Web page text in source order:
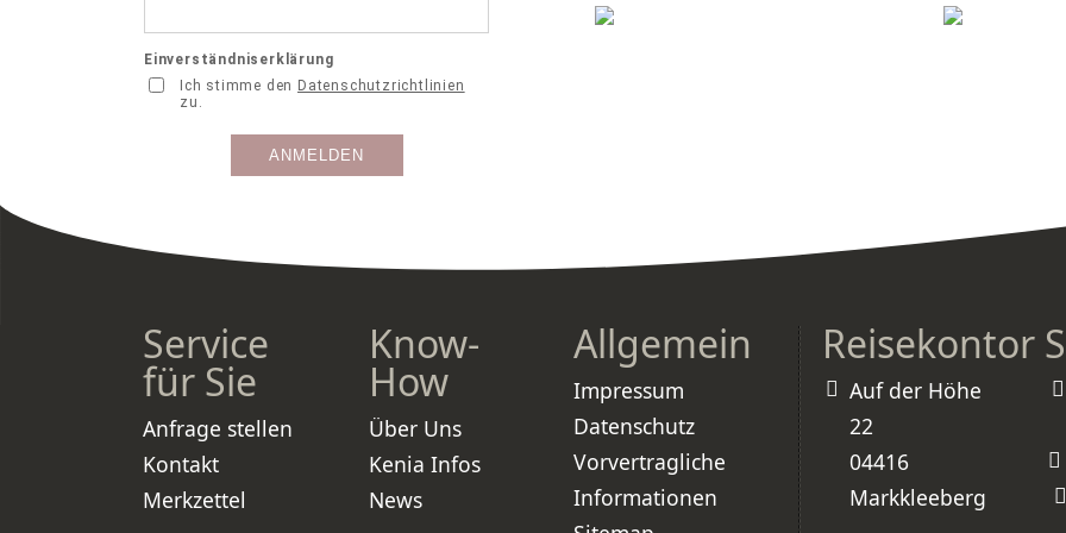
Service
für Sie
Anfrage stellen
Kontakt
Merkzettel
Know-
How
Über Uns
Kenia Infos
News
Allgemein
Impressum
Datenschutz
Vorvertragliche
Informationen
Reisekontor
Auf der Höhe
22
04416
Markkleeberg